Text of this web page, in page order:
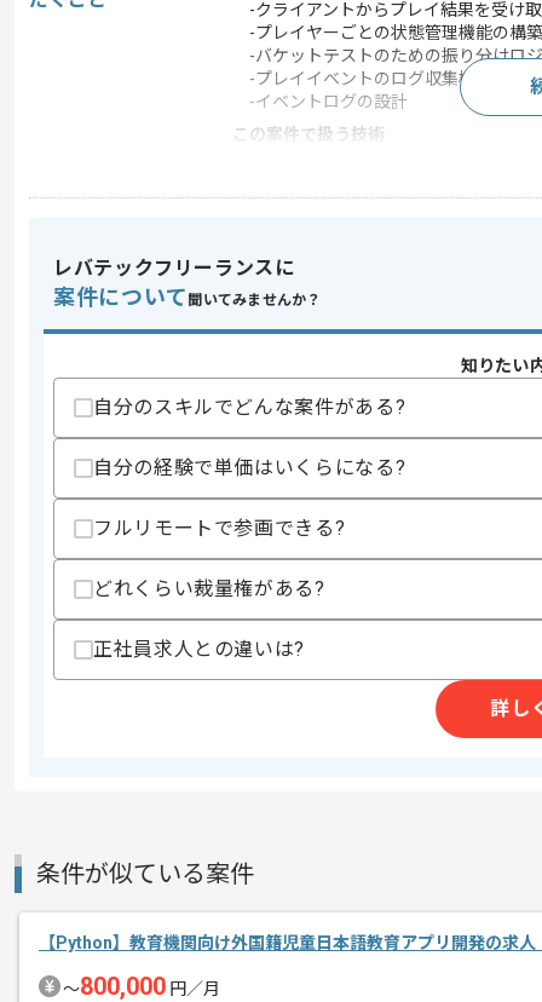
-クライアントからプレイ結果を受け
-プレイヤーごとの状態管理機能の構築
-バケットテストのための振り分けロ
-プレイイベントのログ収集機能構築
-イベントログの設計
この案件で扱う技術
業界
ビスあり , 自社内開発
スキル
求めるスキル
・下記いずれかの言語を用いたAPI実装
-Python
-Go
-TypeScript
・Webサービスまたはモバイルアプリ
・データベース設計の基礎知識
・キーバリューストアの特性理解
・分析を踏まえたイベントログの設計経
・BigQueryまたはSnowflakeなどのデ
・MLOpsまたはデータパイプラインの
スキルに不安がある方へ
上記に似た経験やスキルをお持ちであれば申
レバテックフリーランスに
案件について 聞いてみませんか？
知りたい
自分のスキルでどんな案件がある?
自分の経験で単価はいくらになる?
フルリモートで参画できる?
どれくらい裁量権がある?
正社員求人との違いは?
詳し
条件が似ている案件
【Python】教育機関向け外国籍児童日本語教育アプリ開発の求人
〜800,000 円／月